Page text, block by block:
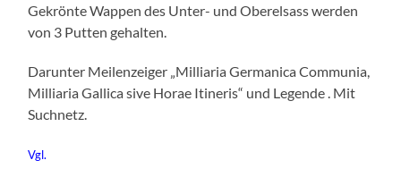
Gekrönte Wappen des Unter- und Oberelsass werden
von 3 Putten gehalten.
Darunter Meilenzeiger „Milliaria Germanica Communia,
Milliaria Gallica sive Horae Itineris“ und Legende . Mit
Suchnetz.
Vgl.